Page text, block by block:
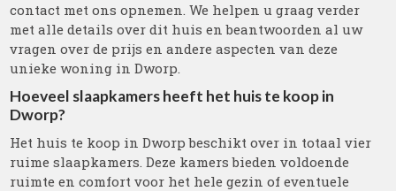
contact met ons opnemen. We helpen u graag verder
met alle details over dit huis en beantwoorden al uw
vragen over de prijs en andere aspecten van deze
unieke woning in Dworp.
Hoeveel slaapkamers heeft het huis te koop in
Dworp?
Het huis te koop in Dworp beschikt over in totaal vier
ruime slaapkamers. Deze kamers bieden voldoende
ruimte en comfort voor het hele gezin of eventuele